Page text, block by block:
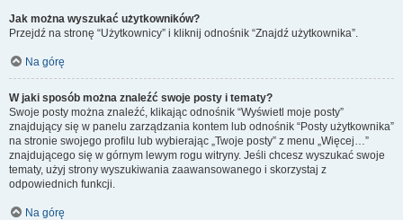
Jak można wyszukać użytkowników?
Przejdź na stronę “Użytkownicy” i kliknij odnośnik “Znajdź użytkownika”.
Na górę
W jaki sposób można znaleźć swoje posty i tematy?
Swoje posty można znaleźć, klikając odnośnik “Wyświetl moje posty”
znajdujący się w panelu zarządzania kontem lub odnośnik “Posty użytkownika”
na stronie swojego profilu lub wybierając „Twoje posty” z menu „Więcej…”
znajdującego się w górnym lewym rogu witryny. Jeśli chcesz wyszukać swoje
tematy, użyj strony wyszukiwania zaawansowanego i skorzystaj z
odpowiednich funkcji.
Na górę